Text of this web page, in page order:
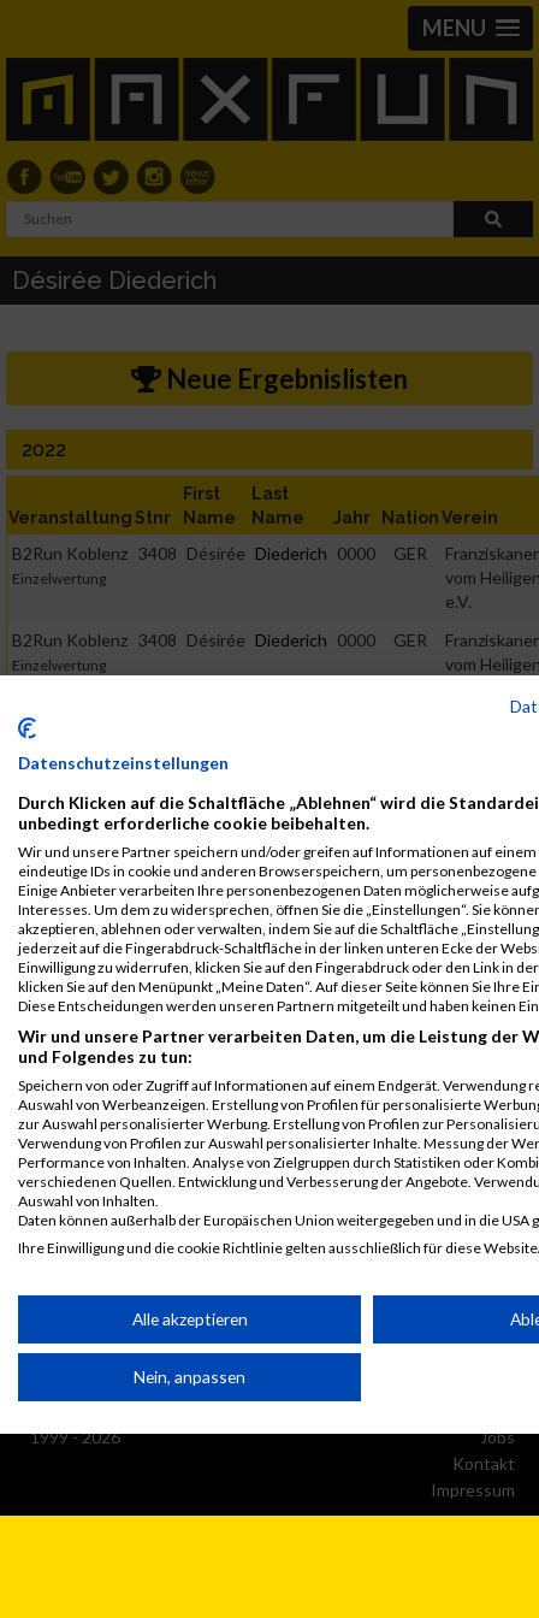
MENU
Désirée Diederich
Neue Ergebnislisten
2022
Veranstaltung Stnr
First
Name
Last
Name
Jahr NationVerein
B2Run Koblenz
Einzelwertung
3408 Désirée Diederich 0000 GER
vom
e.V.
B2Run Koblenz
Einzelwertung
3408 Désirée Diederich 0000 GER
vom
B2Run Koblenz
B2Run Koblenz
weiblich
3408 Désirée Diederich 0000 GER
e.V.
Legende:
GPos = Geschlechter Position, KPos = Kategorie Position, TPos =
Team Position, DNS = Did not start, DNF = Did not finish, DQ =
Disqualifiziert
1999 - 2026
Jobs
Kontakt
Impressum
Datenschutzeinstellungen
Durch Klicken auf die Schaltfläche „Ablehnen“ wird die
unbedingt erforderliche cookie beibehalten.
Wir und unsere Partner speichern und/oder greifen auf Informationen auf einem
eindeutige IDs in cookie und anderen Browserspeichern, um
Einige Anbieter verarbeiten Ihre personenbezogenen Daten möglicherweise
Interesses. Um dem zu widersprechen, öffnen Sie die „Einstellungen“. Sie
akzeptieren, ablehnen oder verwalten, indem Sie auf die Schaltfläche
jederzeit auf die Fingerabdruck-Schaltfläche in der linken unteren Ecke der
Einwilligung zu widerrufen, klicken Sie auf den Fingerabdruck oder den Link in
klicken Sie auf den Menüpunkt „Meine Daten“. Auf dieser Seite können Sie Ihre
Diese Entscheidungen werden unseren Partnern mitgeteilt und haben keinen
Wir und unsere Partner verarbeiten Daten, um die Leistung der
und Folgendes zu tun:
Speichern von oder Zugriff auf Informationen auf einem Endgerät. Verwendung
Auswahl von Werbeanzeigen. Erstellung von Profilen für personalisierte
zur Auswahl personalisierter Werbung. Erstellung von Profilen zur
Verwendung von Profilen zur Auswahl personalisierter Inhalte. Messung der
Performance von Inhalten. Analyse von Zielgruppen durch Statistiken oder
verschiedenen Quellen. Entwicklung und Verbesserung der Angebote.
Auswahl von Inhalten.
Daten können außerhalb der Europäischen Union weitergegeben und in die USA
Ihre Einwilligung und die cookie Richtlinie gelten ausschließlich für diese
Wir nutzen Ihre Daten für folgende Zwecke:
Verwendung reduzierter Daten zur Auswahl von
Alle akzeptieren
Nein, anpassen